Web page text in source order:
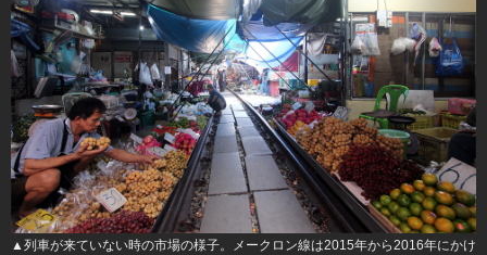
▲列車が来ていない時の市場の様子。メークロン線は2015年から2016年にかけ